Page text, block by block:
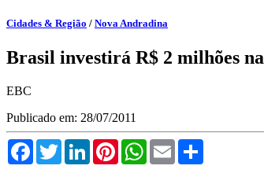
Cidades & Região / Nova Andradina
Brasil investirá R$ 2 milhões
EBC
Publicado em: 28/07/2011
FacebookTwitterLinkedInPinterestWhatsApp
Email